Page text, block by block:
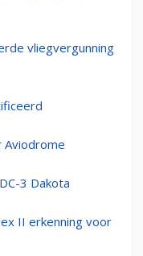
vliegvergunning
Aviodrome
3 Dakota
II erkenning voor